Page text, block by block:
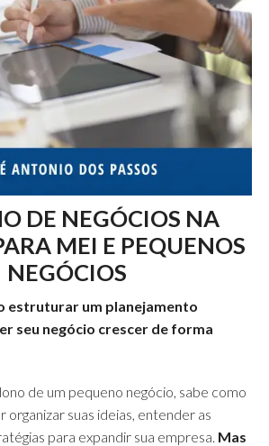
DE NEGÓCIOS NA
MEI E PEQUENOS
NEGÓCIOS
estruturar um planejamento
seu negócio crescer de forma
de um pequeno negócio, sabe como
organizar suas ideias, entender as
para expandir sua empresa. Mas